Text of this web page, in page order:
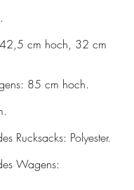
42,5 cm hoch, 32 cm
85 cm hoch.
Rucksacks: Polyester.
Wagens: